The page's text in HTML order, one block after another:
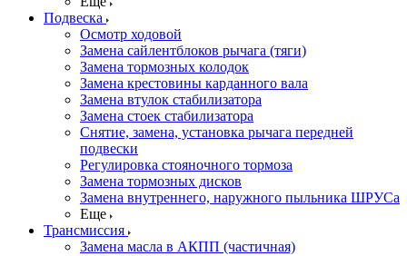
Подвеска
Осмотр ходовой
Замена сайлентблоков рычага (тяги)
Замена тормозных колодок
Замена крестовины карданного вала
Замена втулок стабилизатора
Замена стоек стабилизатора
Снятие, замена, установка рычага передней
подвески
Регулировка стояночного тормоза
Замена тормозных дисков
Замена внутреннего, наружного пыльника ШРУСа
Еще
Трансмиссия
Замена масла в АКПП (частичная)